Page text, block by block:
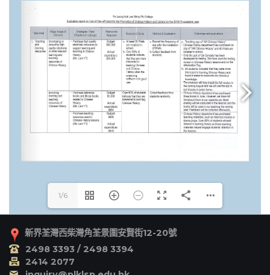
1/6
新界荃灣西柴灣角荃景圍安賢街12-20號
2498 3393 / 2498 3394
2414 2077